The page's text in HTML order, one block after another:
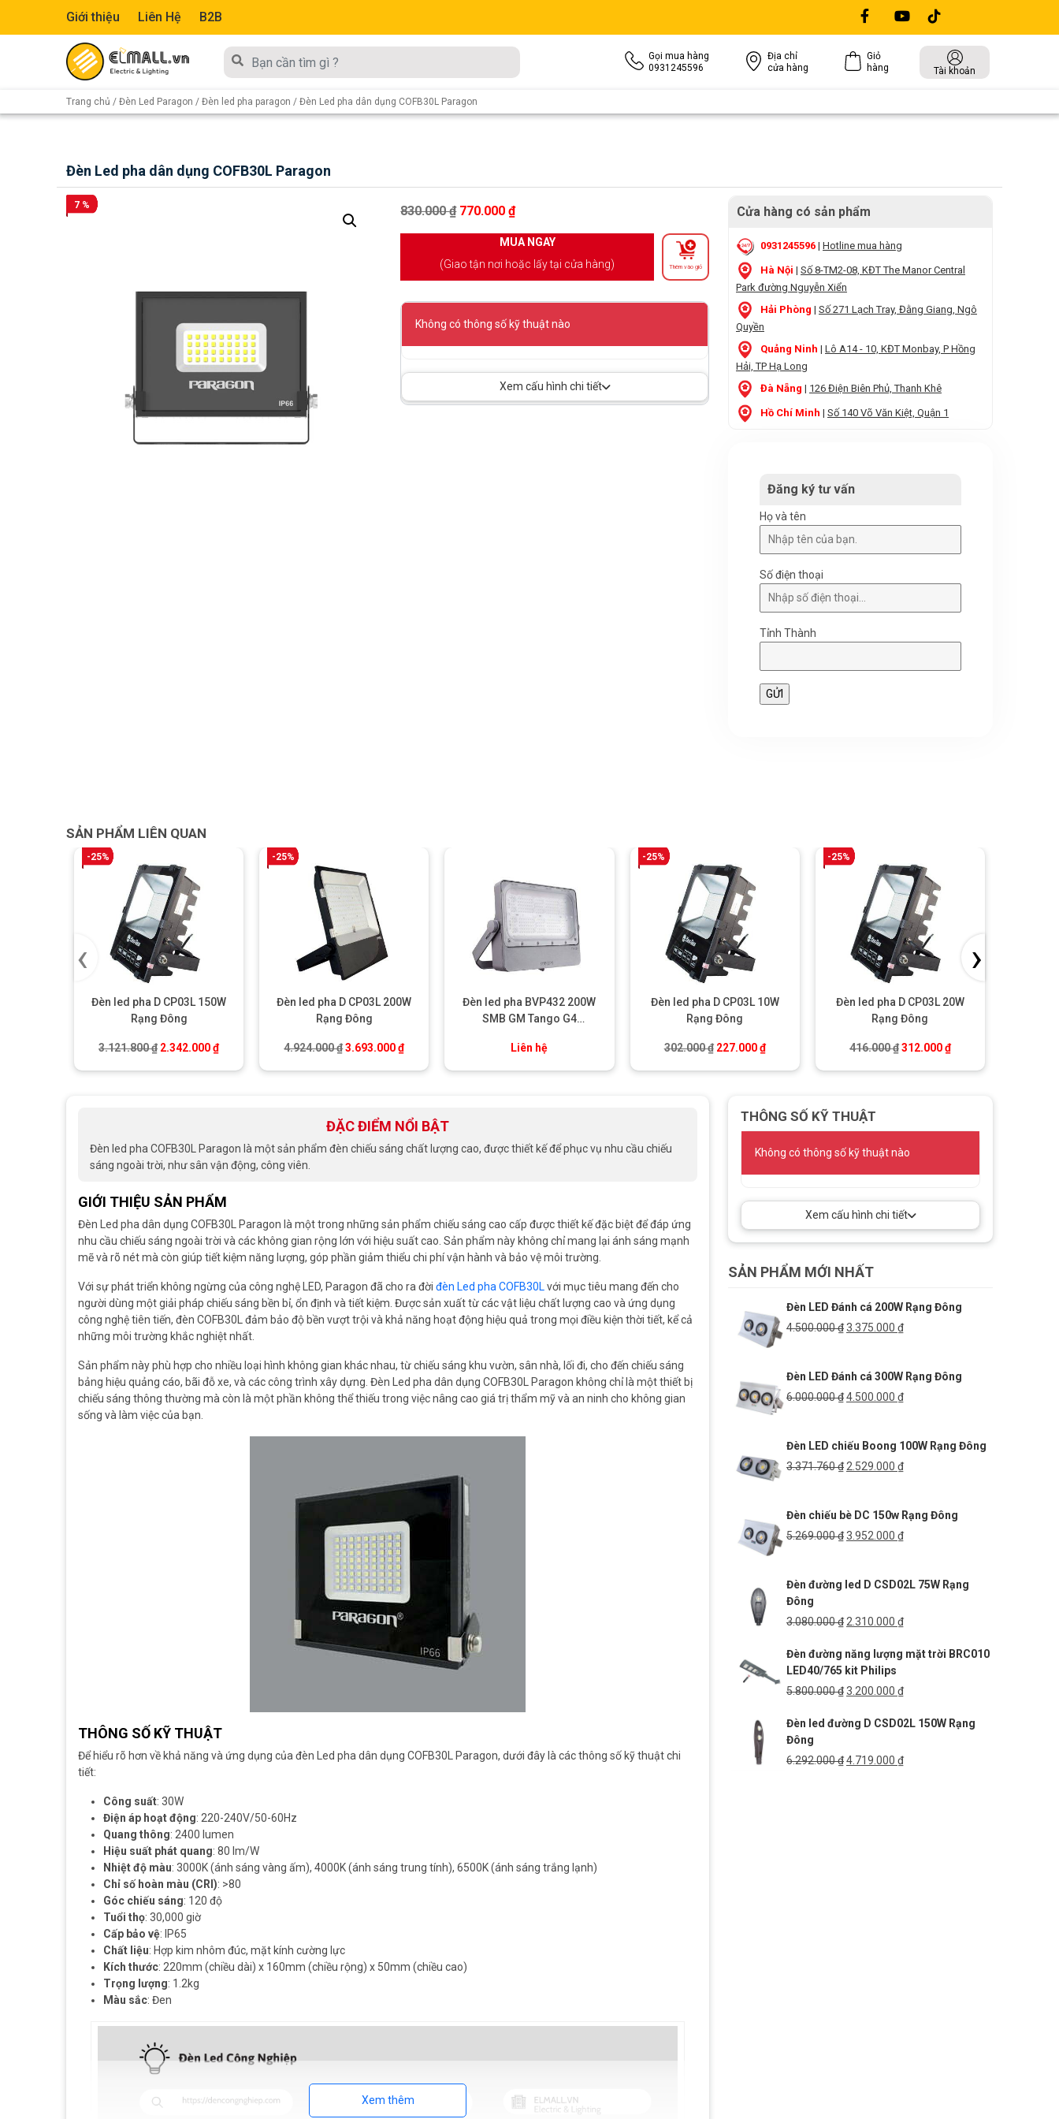
Giới thiệu Liên Hệ B2B
Gọi mua hàng
0931245596
Địa chỉ
cửa hàng
Giỏ
hàng
Tài khoản
Trang chủ / Đèn Led Paragon / Đèn led pha paragon / Đèn Led pha dân dụng COFB30L Paragon
Đèn Led pha dân dụng COFB30L Paragon
7 % 830.000₫ Giá gốc là: 830.000 ₫.
770.000₫Giá hiện tại là: 770.000 ₫.
MUA NGAY
(Giao tận nơi hoặc lấy tại cửa hàng)
Thêm vào giỏ
Không có thông số kỹ thuật nào
Xem cấu hình chi tiết
Cửa hàng có sản phẩm
0931245596 | Hotline mua hàng
Hà Nội | Số 8-TM2-08, KĐT The Manor Central
Park đường Nguyễn Xiển
Hải Phòng | Số 271 Lạch Tray, Đằng Giang, Ngô
Quyền
Quảng Ninh | Lô A14 - 10, KĐT Monbay, P Hồng
Hải, TP Hạ Long
Đà Nẵng | 126 Điện Biên Phủ, Thanh Khê
Hồ Chí Minh | Số 140 Võ Văn Kiệt, Quận 1
Đăng ký tư vấn
Họ và tên
Số điện thoại
Tỉnh Thành
SẢN PHẨM LIÊN QUAN
-25%
Đèn led pha D CP03L 150W
Rạng Đông
3.121.800₫ Giá gốc là: 3.121.800 ₫.
2.342.000₫Giá hiện tại là: 2.342.000 ₫.
-25%
Đèn led pha D CP03L 200W
Rạng Đông
4.924.000₫Giá gốc là: 4.924.000 ₫.
3.693.000₫Giá hiện tại là: 3.693.000 ₫.
Đèn led pha BVP432 200W
SMB GM Tango G4
Liên hệ
-25%
Đèn led pha D CP03L 10W
Rạng Đông
302.000₫ Giá gốc là: 302.000 ₫.
227.000₫Giá hiện tại là: 227.000 ₫.
-25%
Đèn led pha D CP03L 20W
Rạng Đông
416.000₫Giá gốc là: 416.000 ₫.
312.000₫Giá hiện tại là:
‹ ›
ĐẶC ĐIỂM NỔI BẬT
Đèn led pha COFB30L Paragon là một sản phẩm đèn chiếu sáng chất lượng cao, được thiết kế để phục vụ nhu cầu chiếu
sáng ngoài trời, như sân vận động, công viên.
GIỚI THIỆU SẢN PHẨM
Đèn Led pha dân dụng COFB30L Paragon là một trong những sản phẩm chiếu sáng cao cấp được thiết kế đặc biệt để đáp ứng
nhu cầu chiếu sáng ngoài trời và các không gian rộng lớn với hiệu suất cao. Sản phẩm này không chỉ mang lại ánh sáng mạnh
mẽ và rõ nét mà còn giúp tiết kiệm năng lượng, góp phần giảm thiểu chi phí vận hành và bảo vệ môi trường.
Với sự phát triển không ngừng của công nghệ LED, Paragon đã cho ra đời đèn Led pha COFB30L với mục tiêu mang đến cho
người dùng một giải pháp chiếu sáng bền bỉ, ổn định và tiết kiệm. Được sản xuất từ các vật liệu chất lượng cao và ứng dụng
công nghệ tiên tiến, đèn COFB30L đảm bảo độ bền vượt trội và khả năng hoạt động hiệu quả trong mọi điều kiện thời tiết, kể cả
những môi trường khắc nghiệt nhất.
Sản phẩm này phù hợp cho nhiều loại hình không gian khác nhau, từ chiếu sáng khu vườn, sân nhà, lối đi, cho đến chiếu sáng
bảng hiệu quảng cáo, bãi đỗ xe, và các công trình xây dựng. Đèn Led pha dân dụng COFB30L Paragon không chỉ là một thiết bị
chiếu sáng thông thường mà còn là một phần không thể thiếu trong việc nâng cao giá trị thẩm mỹ và an ninh cho không gian
sống và làm việc của bạn.
THÔNG SỐ KỸ THUẬT
Để hiểu rõ hơn về khả năng và ứng dụng của đèn Led pha dân dụng COFB30L Paragon, dưới đây là các thông số kỹ thuật chi
tiết:
Công suất: 30W
Điện áp hoạt động: 220-240V/50-60Hz
Quang thông: 2400 lumen
Hiệu suất phát quang: 80 lm/W
Nhiệt độ màu: 3000K (ánh sáng vàng ấm), 4000K (ánh sáng trung tính), 6500K (ánh sáng trắng lạnh)
Chỉ số hoàn màu (CRI): >80
Góc chiếu sáng: 120 độ
Tuổi thọ: 30,000 giờ
Cấp bảo vệ: IP65
Chất liệu: Hợp kim nhôm đúc, mặt kính cường lực
Kích thước: 220mm (chiều dài) x 160mm (chiều rộng) x 50mm (chiều cao)
Trọng lượng: 1.2kg
Màu sắc: Đen
Xem thêm
THÔNG SỐ KỸ THUẬT
Không có thông số kỹ thuật nào
Xem cấu hình chi tiết
SẢN PHẨM MỚI NHẤT
Đèn LED Đánh cá 200W Rạng Đông
4.500.000₫Giá
4.500.000 ₫.
3.375.000 ₫Giá
là:
3.375.000 ₫.
Đèn LED Đánh cá 300W Rạng Đông
6.000.000₫Giá
6.000.000 ₫.
4.500.000 ₫Giá
là:
4.500.000 ₫.
Đèn LED chiếu Boong 100W Rạng Đông
3.371.760₫ Giá
3.371.760 ₫.
2.529.000 ₫Giá
là:
2.529.000 ₫.
Đèn chiếu bè DC 150w Rạng Đông
5.269.000₫Giá
5.269.000 ₫.
3.952.000 ₫Giá
là:
Đèn đường led D CSD02L 75W Rạng
Đông
3.080.000₫ Giá
là:
3.080.000 ₫.
2.310.000 ₫Giá
tại
2.310.000 ₫.
Đèn đường năng lượng mặt trời BRC010
LED40/765 kit Philips
5.800.000₫Giá
là:
3.200.000 ₫Giá
tại
3.200.000 ₫.
Đèn led đường D CSD02L 150W Rạng
Đông
6.292.000₫Giá
4.719.000 ₫Giá